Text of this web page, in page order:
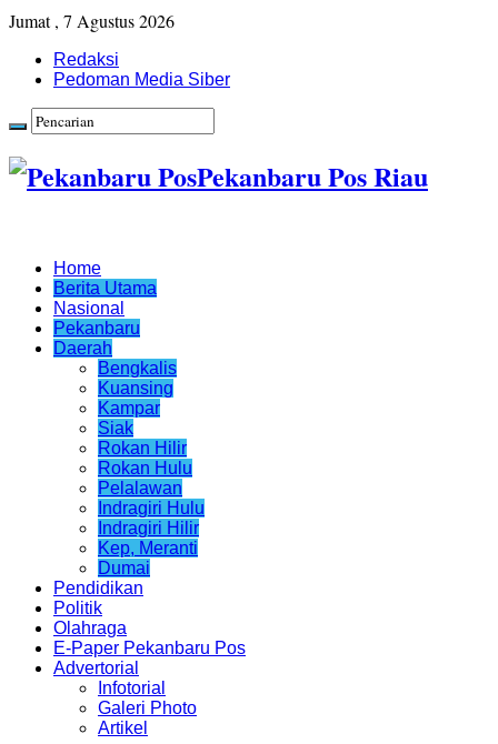
Jumat , 7 Agustus 2026
Redaksi
Pedoman Media Siber
Pekanbaru Pos Riau
Home
Berita Utama
Nasional
Pekanbaru
Daerah
Bengkalis
Kuansing
Kampar
Siak
Rokan Hilir
Rokan Hulu
Pelalawan
Indragiri Hulu
Indragiri Hilir
Kep, Meranti
Dumai
Pendidikan
Politik
Olahraga
E-Paper Pekanbaru Pos
Advertorial
Infotorial
Galeri Photo
Artikel